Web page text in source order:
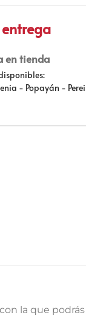
en tienda
- Popayán -
la que